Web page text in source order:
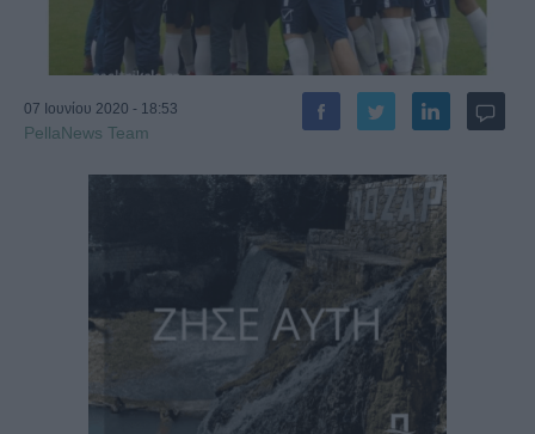
07 Ιουνίου 2020 - 18:53
PellaNews Team